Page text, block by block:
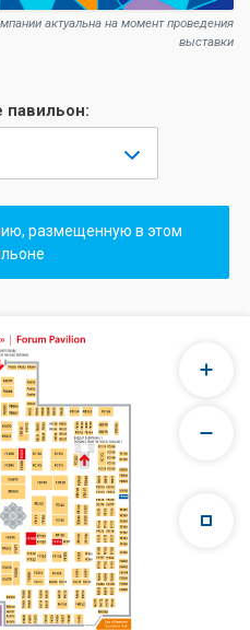
актуальна на момент проведения
выставки
павильон:
размещенную в этом